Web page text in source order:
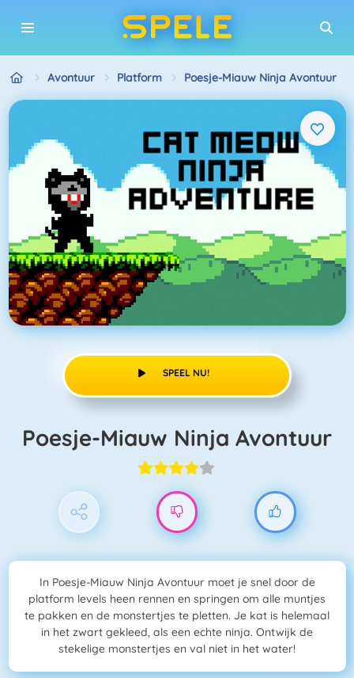
Avontuur Platform Poesje-Miauw Ninja Avontuur
SPEEL NU!
Poesje-Miauw Ninja Avontuur
In Poesje-Miauw Ninja Avontuur moet je snel door de
platform levels heen rennen en springen om alle muntjes
te pakken en de monstertjes te pletten. Je kat is helemaal
in het zwart gekleed, als een echte ninja. Ontwijk de
stekelige monstertjes en val niet in het water!